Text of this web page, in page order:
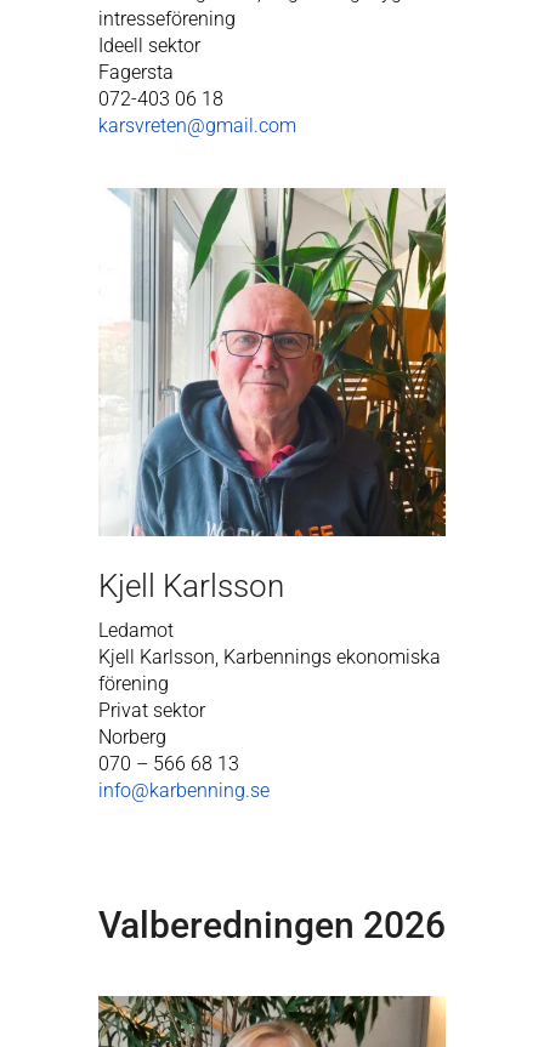
intresseförening
Ideell sektor
Fagersta
072-403 06 18
karsvreten@gmail.com
Kjell Karlsson
Ledamot
Kjell Karlsson, Karbennings ekonomiska
förening
Privat sektor
Norberg
070 – 566 68 13
info@karbenning.se
Valberedningen 2026